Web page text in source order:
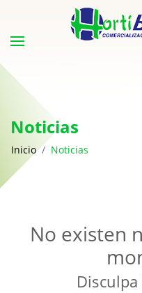
Noticias
Inicio Noticias
No existen